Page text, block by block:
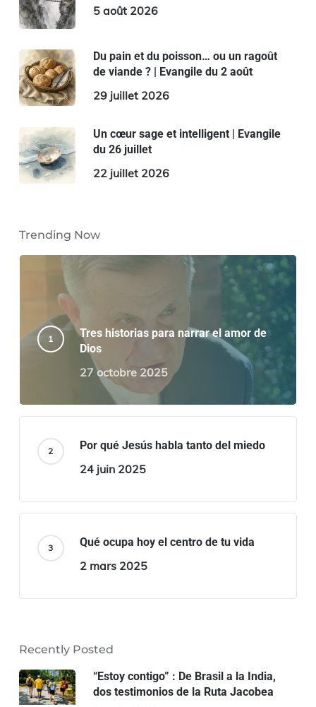
5 août 2026
Du pain et du poisson… ou un ragoût
de viande ? | Evangile du 2 août
29 juillet 2026
Un cœur sage et intelligent | Evangile
du 26 juillet
22 juillet 2026
Trending Now
Tres historias para narrar el amor de
Dios
27 octobre 2025
Por qué Jesús habla tanto del miedo
24 juin 2025
Qué ocupa hoy el centro de tu vida
2 mars 2025
Recently Posted
“Estoy contigo” : De Brasil a la India,
dos testimonios de la Ruta Jacobea